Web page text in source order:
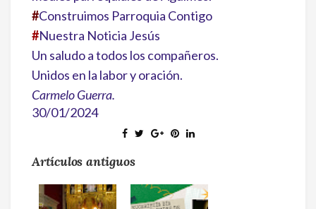
#Construimos Parroquia Contigo
#Nuestra Noticia Jesús
Un saludo a todos los compañeros.
Unidos en la labor y oración.
Carmelo Guerra.
30/01/2024
Artículos antiguos